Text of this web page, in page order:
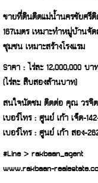
ขายที่ดินติดแม่น้ำนครชัยศรี
167เมตร เหมาะทำหมู่บ้าน
ชุมชน เหมาะสร้างโรงแรม
Sาคา : ไร่ละ 12,000,000 บา
(ไร่ละ สิบสองล้านบาท)
สนใจนัดชม ติดต่อ คุณ วรจิต
เบอร์โทร : ศูนย์ เก้า เจ็ด-
เบอร์โทร : ศูนย์ เก้า สอง-
#Line > rakbaan_agent
www.rakbaan-